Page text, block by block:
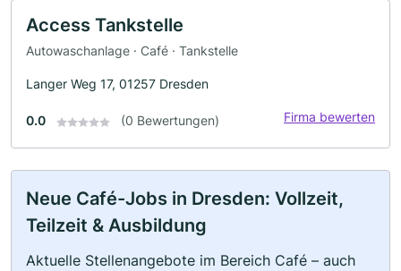
Access Tankstelle
Autowaschanlage · Café · Tankstelle
Langer Weg 17, 01257 Dresden
0.0 (0 Bewertungen) Firma bewerten
Neue Café-Jobs in Dresden: Vollzeit,
Teilzeit & Ausbildung
Aktuelle Stellenangebote im Bereich Café – auch